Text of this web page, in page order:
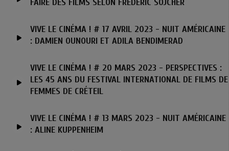
FAIRE DES FILMS SELON FRÉDÉRIC SOJCHER
VIVE LE CINÉMA ! # 17 AVRIL 2023 - NUIT AMÉRICAINE
: DAMIEN OUNOURI ET ADILA BENDIMERAD
VIVE LE CINÉMA ! # 20 MARS 2023 - PERSPECTIVES :
LES 45 ANS DU FESTIVAL INTERNATIONAL DE FILMS DE
FEMMES DE CRÉTEIL
VIVE LE CINÉMA ! # 13 MARS 2023 - NUIT AMÉRICAINE
: ALINE KUPPENHEIM